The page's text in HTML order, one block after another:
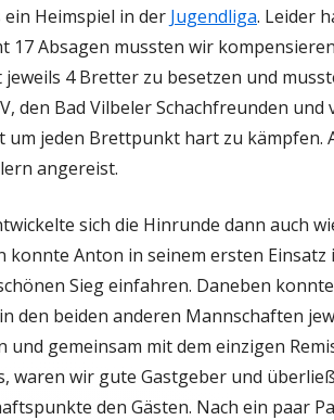
TURNIERFAHRTEN
KONTAKTANFRAGE
Heimspiel in der Jugendliga. Leider
Absagen mussten wir
4 Bretter zu besetzen und
den Bad Vilbeler Schachfreunden
jeden Brettpunkt hart zu kämpfen.
angereist.
sich die Hinrunde dann auch
konnte Anton in seinem ersten Einsatz
Sieg einfahren. Daneben
den beiden anderen Mannschaften
und gemeinsam mit dem einzigen
waren wir gute Gastgeber und
den Gästen. Nach ein paar